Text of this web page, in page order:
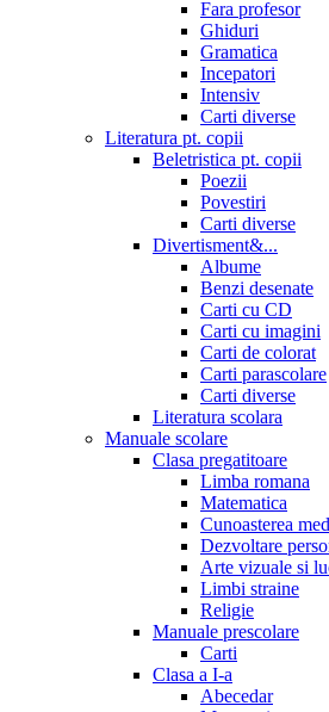
Fara profesor
Ghiduri
Gramatica
Incepatori
Intensiv
Carti diverse
Literatura pt. copii
Beletristica pt. copii
Poezii
Povestiri
Carti diverse
Divertisment&...
Albume
Benzi desenate
Carti cu CD
Carti cu imagini
Carti de colorat
Carti parascolare
Carti diverse
Literatura scolara
Manuale scolare
Clasa pregatitoare
Limba romana
Matematica
Cunoasterea
Dezvoltare
Arte vizuale si
Limbi straine
Religie
Manuale prescolare
Carti
Clasa a I-a
Abecedar